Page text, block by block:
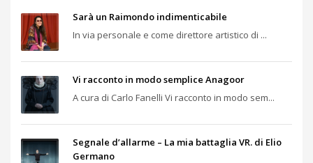
Sarà un Raimondo indimenticabile
In via personale e come direttore artistico di ...
Vi racconto in modo semplice Anagoor
A cura di Carlo Fanelli Vi racconto in modo sem...
Segnale d’allarme – La mia battaglia VR. di Elio
Germano